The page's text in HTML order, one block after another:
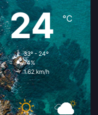
24℃
33º - 24º
74%
1.62 km/h